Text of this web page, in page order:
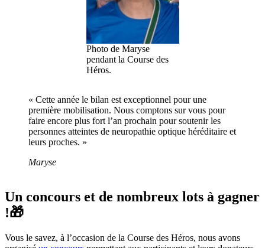
Photo de Maryse
pendant la Course des
Héros.
« Cette année le bilan est exceptionnel pour une
première mobilisation. Nous comptons sur vous pour
faire encore plus fort l’an prochain pour soutenir les
personnes atteintes de neuropathie optique héréditaire et
leurs proches. »
Maryse
Un concours et de nombreux lots à gagner
!🎁
Vous le savez, à l’occasion de la Course des Héros, nous avons